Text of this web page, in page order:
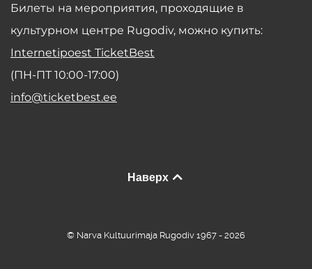
Билеты на мероприятия, проходящие в
культурном центре Rugodiv, можно купить:
Internetipoest TicketBest
(ПН-ПТ 10:00-17:00)
info@ticketbest.ee
Наверх
© Narva Kultuurimaja Rugodiv 1967 - 2026